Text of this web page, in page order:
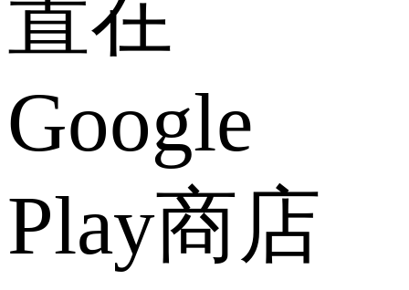
置在
Google
Play商店